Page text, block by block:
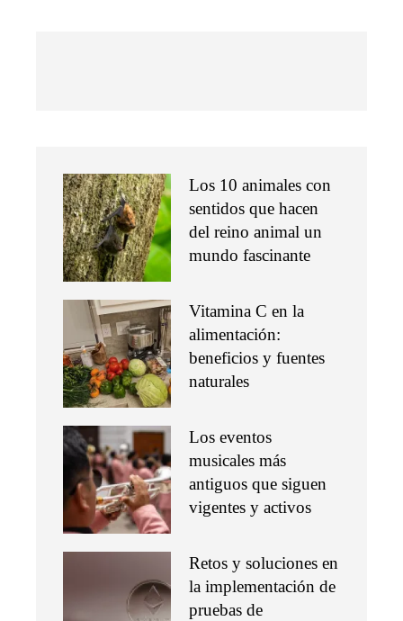
Los 10 animales con
sentidos que hacen
del reino animal un
mundo fascinante
Vitamina C en la
alimentación:
beneficios y fuentes
naturales
Los eventos
musicales más
antiguos que siguen
vigentes y activos
Retos y soluciones en
la implementación de
pruebas de